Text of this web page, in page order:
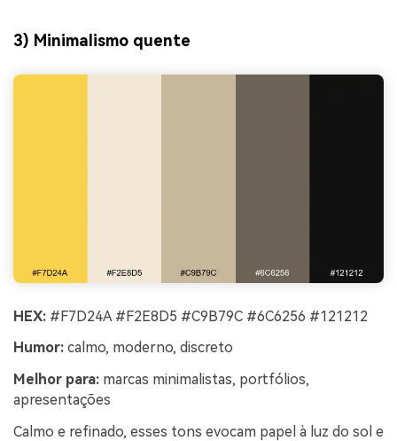
3) Minimalismo quente
HEX: #F7D24A #F2E8D5 #C9B79C #6C6256 #121212
Humor: calmo, moderno, discreto
Melhor para: marcas minimalistas, portfólios,
apresentações
Calmo e refinado, esses tons evocam papel à luz do sol e